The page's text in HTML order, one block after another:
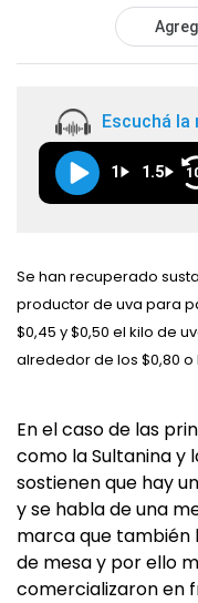
Escuchá
1 1.5
Se han recuperado
productor de uva para
$0,45 y $0,50 el kilo de
alrededor de los $0,80 o
En el caso de las
como la Sultanina y
sostienen que hay
y se habla de una
marca que también
de mesa y por ello
comercializaron en